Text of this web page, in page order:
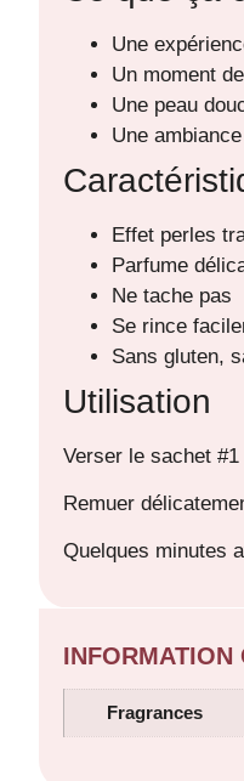
Une
Un moment
Une peau
Une
Effet perles
Parfume
Ne tache pas
Se rince
Sans gluten,
Utilisation
Verser le sachet #1
Remuer
Quelques minutes
INFORMATION
Fragrances